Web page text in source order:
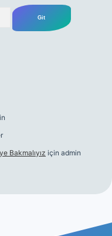
Bakmalıyız için admin